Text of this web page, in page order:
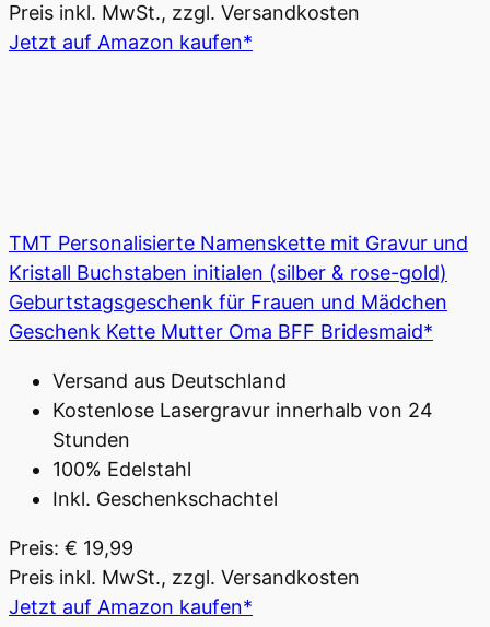
Preis inkl. MwSt., zzgl. Versandkosten
Jetzt auf Amazon kaufen*
TMT Personalisierte Namenskette mit Gravur und
Kristall Buchstaben initialen (silber & rose-gold)
Geburtstagsgeschenk für Frauen und Mädchen
Geschenk Kette Mutter Oma BFF Bridesmaid*
Versand aus Deutschland
Kostenlose Lasergravur innerhalb von 24
Stunden
100% Edelstahl
Inkl. Geschenkschachtel
Preis: € 19,99
Preis inkl. MwSt., zzgl. Versandkosten
Jetzt auf Amazon kaufen*